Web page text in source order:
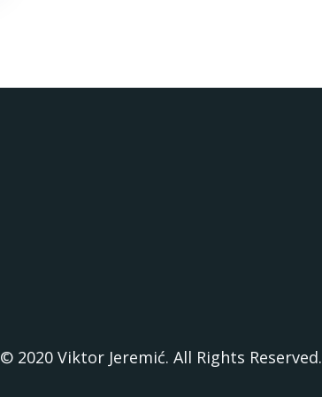
© 2020 Viktor Jeremić. All Rights Reserved.